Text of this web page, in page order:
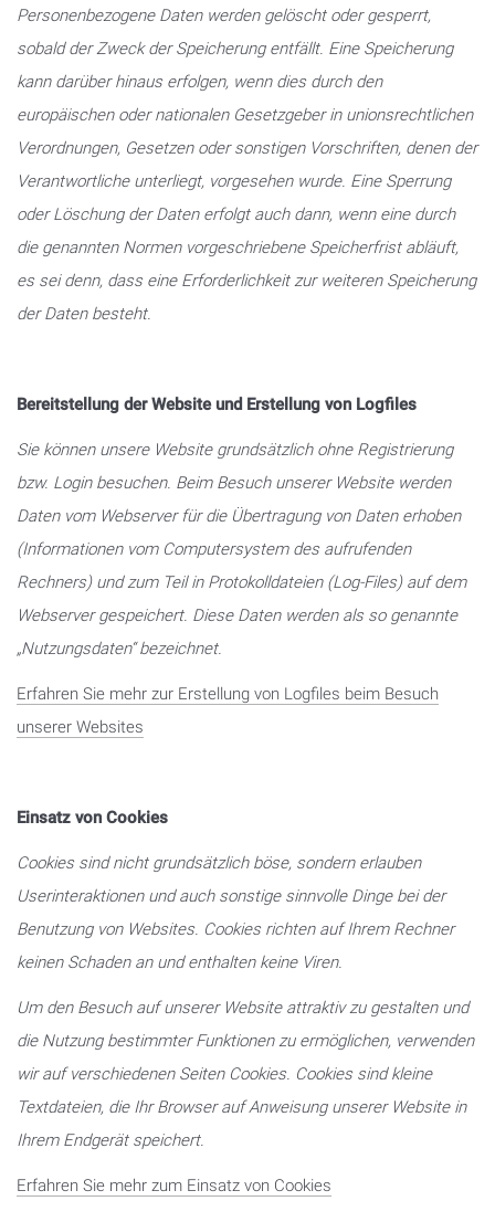
Personenbezogene Daten werden gelöscht oder gesperrt,
sobald der Zweck der Speicherung entfällt. Eine Speicherung
kann darüber hinaus erfolgen, wenn dies durch den
europäischen oder nationalen Gesetzgeber in unionsrechtlichen
Verordnungen, Gesetzen oder sonstigen Vorschriften, denen der
Verantwortliche unterliegt, vorgesehen wurde. Eine Sperrung
oder Löschung der Daten erfolgt auch dann, wenn eine durch
die genannten Normen vorgeschriebene Speicherfrist abläuft,
es sei denn, dass eine Erforderlichkeit zur weiteren Speicherung
der Daten besteht.
Bereitstellung der Website und Erstellung von Logfiles
Sie können unsere Website grundsätzlich ohne Registrierung
bzw. Login besuchen. Beim Besuch unserer Website werden
Daten vom Webserver für die Übertragung von Daten erhoben
(Informationen vom Computersystem des aufrufenden
Rechners) und zum Teil in Protokolldateien (Log-Files) auf dem
Webserver gespeichert. Diese Daten werden als so genannte
„Nutzungsdaten“ bezeichnet.
Erfahren Sie mehr zur Erstellung von Logfiles beim Besuch
unserer Websites
Einsatz von Cookies
Cookies sind nicht grundsätzlich böse, sondern erlauben
Userinteraktionen und auch sonstige sinnvolle Dinge bei der
Benutzung von Websites. Cookies richten auf Ihrem Rechner
keinen Schaden an und enthalten keine Viren.
Um den Besuch auf unserer Website attraktiv zu gestalten und
die Nutzung bestimmter Funktionen zu ermöglichen, verwenden
wir auf verschiedenen Seiten Cookies. Cookies sind kleine
Textdateien, die Ihr Browser auf Anweisung unserer Website in
Ihrem Endgerät speichert.
Erfahren Sie mehr zum Einsatz von Cookies